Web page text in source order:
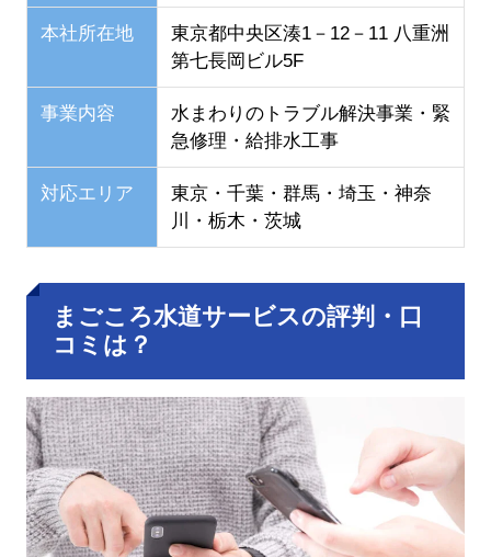
本社所在地
東京都中央区湊1－12－11 八重洲
第七長岡ビル5F
事業内容
水まわりのトラブル解決事業・緊
急修理・給排水工事
対応エリア
東京・千葉・群馬・埼玉・神奈
川・栃木・茨城
まごころ水道サービスの評判・口
コミは？